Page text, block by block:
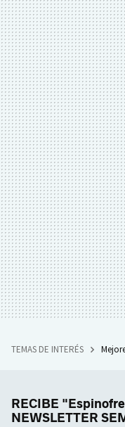
TEMAS DE INTERÉS
RECIBE
NEWSLETTER